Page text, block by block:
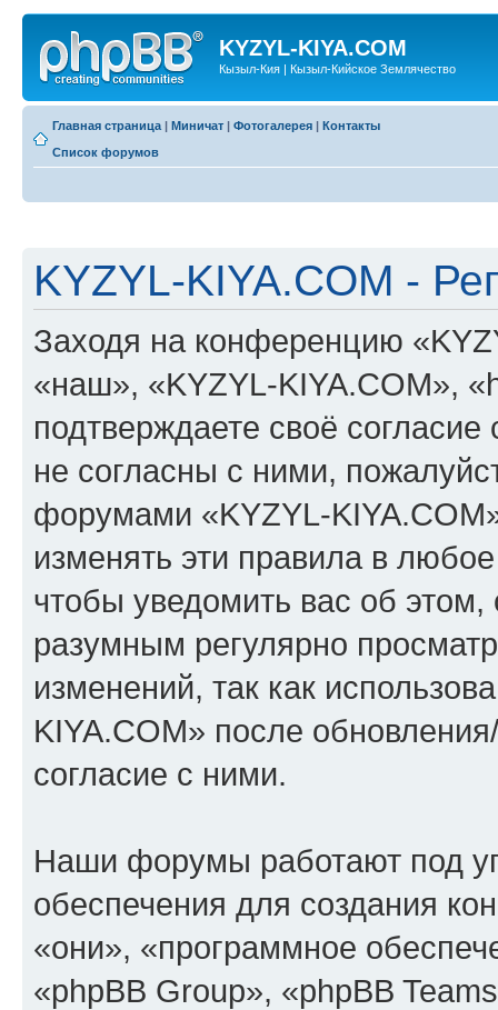
KYZYL-KIYA.COM
Кызыл-Кия | Кызыл-Кийское Землячество
Главная страница | Миничат | Фотогалерея | Контакты
Список форумов
KYZYL-KIYA.COM -
Заходя на конференцию
«наш», «KYZYL-KIYA.COM»,
подтверждаете своё
не согласны с ними,
форумами «KYZYL-
изменять эти правила в
чтобы уведомить вас об
разумным регулярно
изменений, так как
KIYA.COM» после
согласие с ними.
Наши форумы работают под
обеспечения для создания
«они», «программное
«phpBB Group», «phpBB